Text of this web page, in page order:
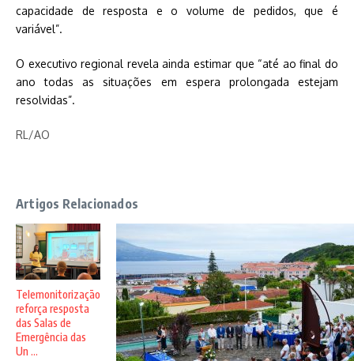
capacidade de resposta e o volume de pedidos, que é
variável”.
O executivo regional revela ainda estimar que “até ao final do
ano todas as situações em espera prolongada estejam
resolvidas”.
RL/AO
Artigos Relacionados
Telemonitorização
reforça resposta
das Salas de
Emergência das
Un ...